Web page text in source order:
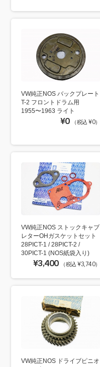
VW純正NOS バックプレート
T-2 フロントドラム用
1955〜1963 ライト
¥0 （税込 ¥0）
VW純正NOS ストックキャブ
レターOHガスケットセット
28PICT-1 / 28PICT-2 /
30PICT-1 (NOS紙袋入り)
¥3,400 （税込 ¥3,740）
VW純正NOS ドライブピニオ